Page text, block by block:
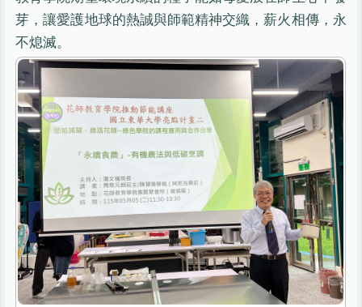
芽，讓愛護地球的熱誠與師範精神交織，薪火相傳，永
不熄滅。